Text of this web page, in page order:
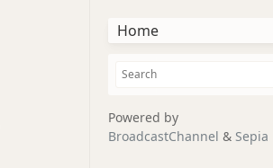
Home
Powered by
BroadcastChannel & Sepia